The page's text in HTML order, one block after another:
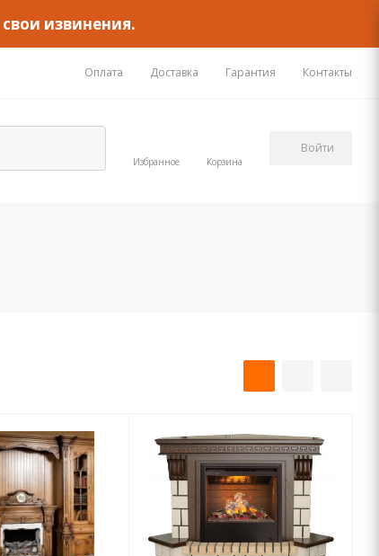
извинения.
Оплата Доставка Гарантия Контакты
Избранное Корзина
Войти